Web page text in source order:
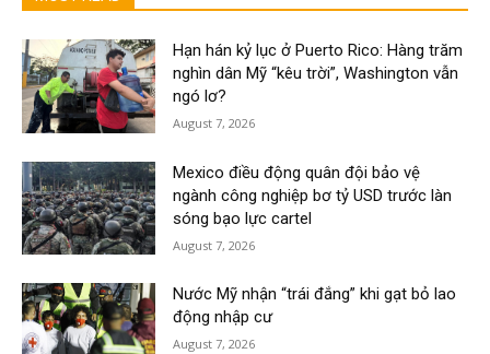
Hạn hán kỷ lục ở Puerto Rico: Hàng trăm
nghìn dân Mỹ “kêu trời”, Washington vẫn
ngó lơ?
August 7, 2026
Mexico điều động quân đội bảo vệ
ngành công nghiệp bơ tỷ USD trước làn
sóng bạo lực cartel
August 7, 2026
Nước Mỹ nhận “trái đắng” khi gạt bỏ lao
động nhập cư
August 7, 2026